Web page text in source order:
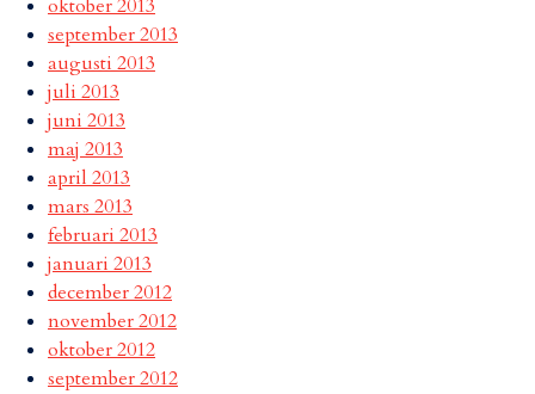
oktober 2013
september 2013
augusti 2013
juli 2013
juni 2013
maj 2013
april 2013
mars 2013
februari 2013
januari 2013
december 2012
november 2012
oktober 2012
september 2012